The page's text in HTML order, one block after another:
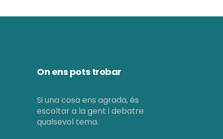
On ens pots trobar
Si una cosa ens agrada, és
escoltar a la gent i debatre
qualsevol tema.